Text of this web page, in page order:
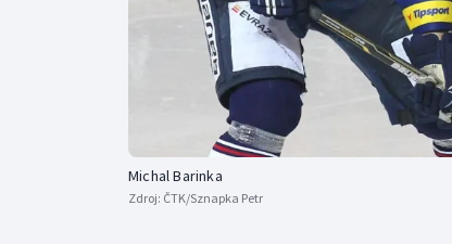
Golf
Gymnastika
Michal Barinka
Zdroj: ČTK/Sznapka Petr